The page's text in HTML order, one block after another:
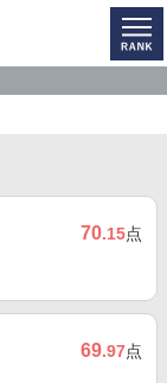
70.15点
69.97点